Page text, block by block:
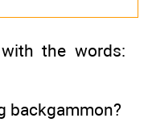
the words:
backgammon?